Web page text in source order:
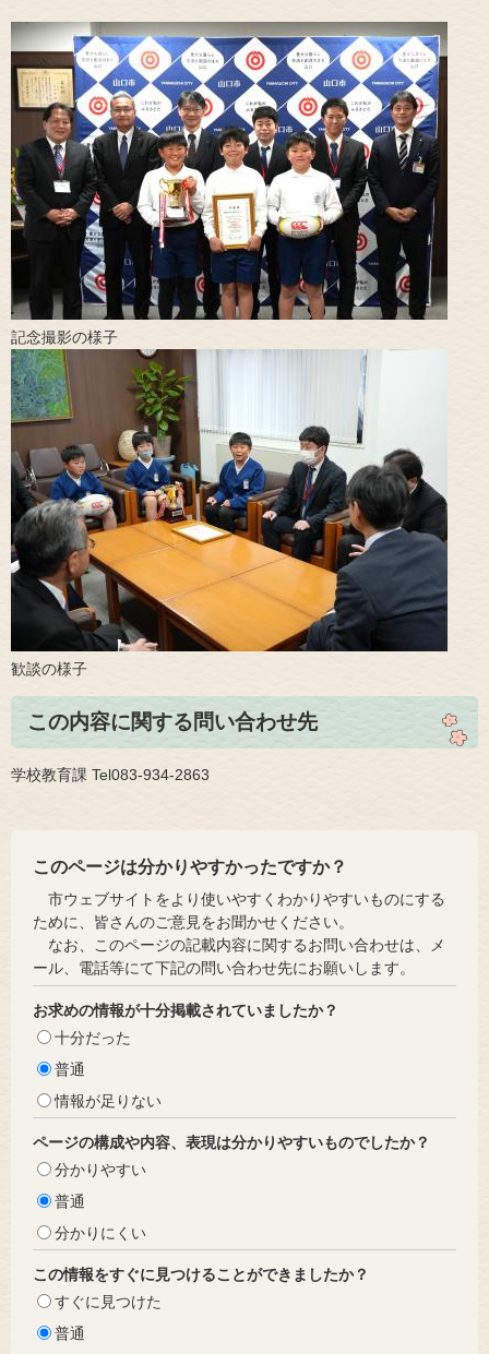
記念撮影の様子
​歓談の様子
この内容に関する問い合わせ先
学校教育課 Tel083-934-2863
このページは分かりやすかったですか？
市ウェブサイトをより使いやすくわかりやすいものにする
ために、皆さんのご意見をお聞かせください。
なお、このページの記載内容に関するお問い合わせは、メ
ール、電話等にて下記の問い合わせ先にお願いします。
お求めの情報が十分掲載されていましたか？
十分だった
普通
情報が足りない
ページの構成や内容、表現は分かりやすいものでしたか？
分かりやすい
普通
分かりにくい
この情報をすぐに見つけることができましたか？
すぐに見つけた
普通